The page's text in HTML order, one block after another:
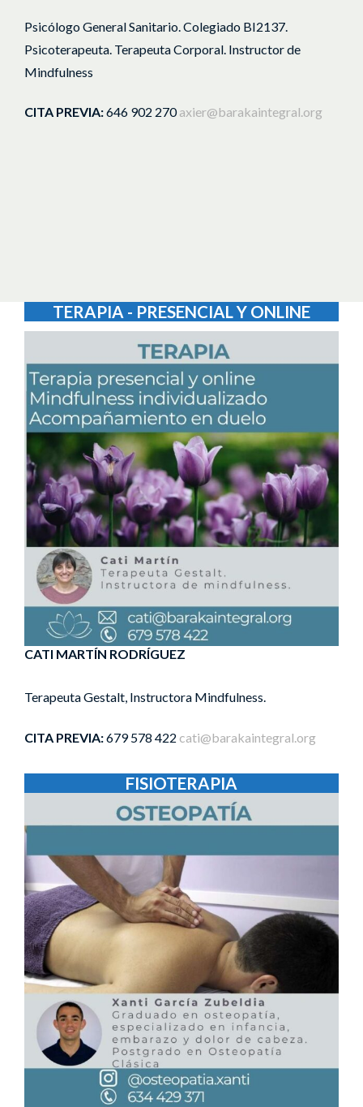
Psicólogo General Sanitario.Colegiado BI2137.
Psicoterapeuta. Terapeuta Corporal. Instructor de
Mindfulness
CITA PREVIA:646 902 270axier@barakaintegral.org
TERAPIA - PRESENCIAL Y ONLINE
CATI MARTÍN RODRÍGUEZ
Terapeuta Gestalt, Instructora Mindfulness.
CITA PREVIA:679 578 422 cati@barakaintegral.org
FISIOTERAPIA